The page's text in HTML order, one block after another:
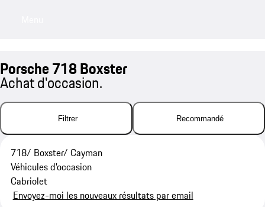
Porsche 718 Boxster
Achat d'occasion.
Filtrer Recommandé
718/ Boxster/ Cayman
Véhicules d'occasion
Cabriolet
Envoyez-moi les nouveaux résultats par email